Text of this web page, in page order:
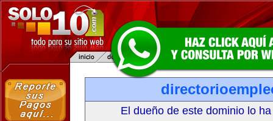
El dueño de este dominio lo